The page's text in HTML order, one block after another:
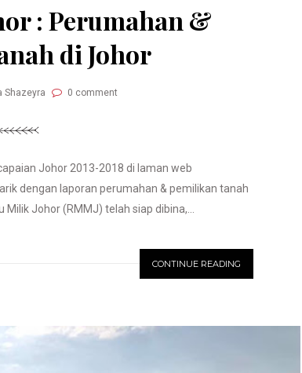
: Perumahan &
di Johor
Shazeyra 0 comment
Johor 2013-2018 di laman web
dengan laporan perumahan & pemilikan tanah
Johor (RMMJ) telah siap dibina,...
CONTINUE READING